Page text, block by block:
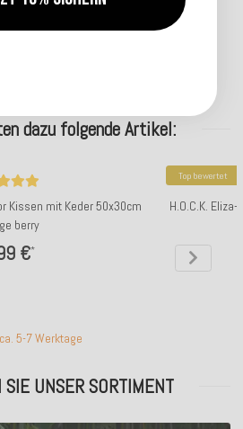
dazu folgende Artikel:
Kissen mit Keder 50x30cm
berry
€*
5-7 Werktage
Top bewertet
H.O.C.K.
UNSER SORTIMENT